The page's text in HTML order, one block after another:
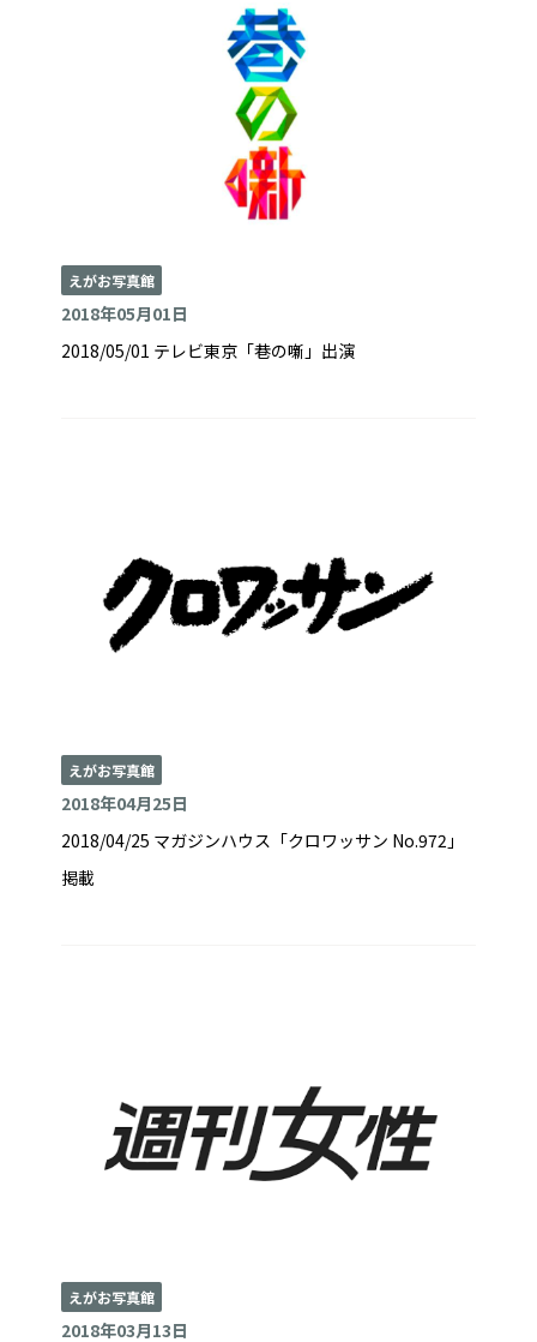
えがお写真館
2018年05月01日
2018/05/01 テレビ東京「巷の噺」出演
えがお写真館
2018年04月25日
2018/04/25 マガジンハウス「クロワッサン No.972」
掲載
えがお写真館
2018年03月13日